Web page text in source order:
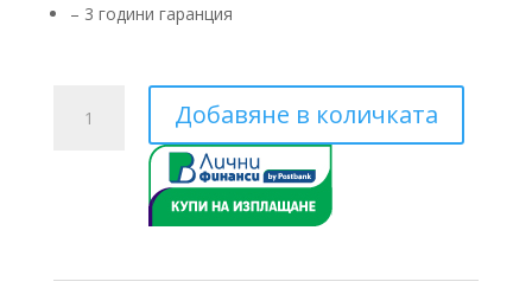
– 3 години гаранция
AE160AXEDGH/EU
AE160ANYDGH/EU
Добавяне в количката